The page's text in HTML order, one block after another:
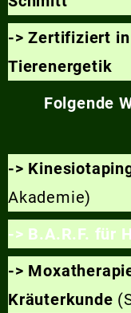
-> Zertifiziert
Tierenergetik
Folgende
->
Akademie)
-> B.A.R.F. für
->
Kräuterkunde